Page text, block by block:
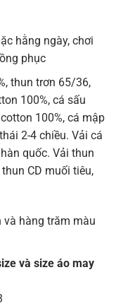
hằng ngày, chơi
phục
thun trơn 65/36,
100%, cá sấu
100%, cá mập
2-4 chiều. Vải cá
quốc. Vải thun
CD muối tiêu,
và hàng trăm màu
và size áo may